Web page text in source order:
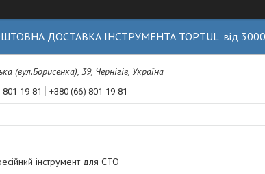
ДОСТАВКА ІНСТРУМЕНТА TOPTUL від 3000
(вул.Борисенка), 39, Чернігів, Україна
19-81 +380 (66) 801-19-81
інструмент для СТО